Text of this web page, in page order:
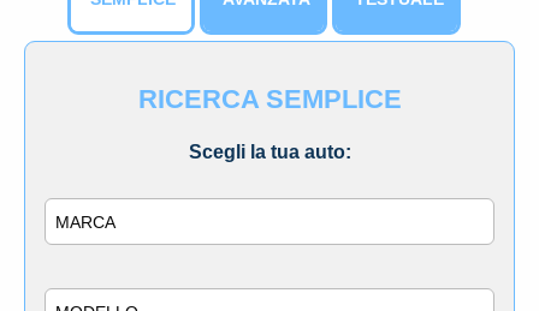
RICERCA SEMPLICE
Scegli la tua auto: